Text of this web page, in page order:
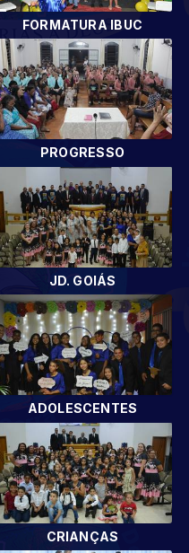
FORMATURA IBUC
PROGRESSO
JD. GOIÁS
ADOLESCENTES
CRIANÇAS